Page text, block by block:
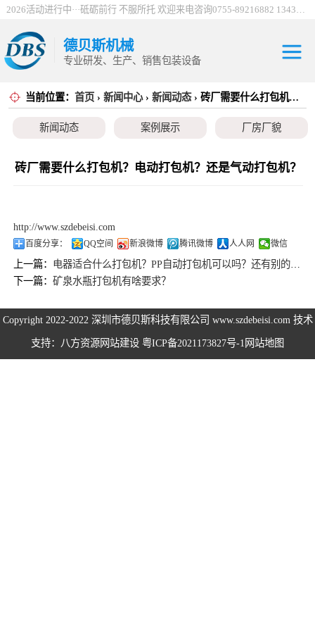
2026活动进行中···砥砺前行 不服所托 欢迎来电咨询0755-89216882 13430912198
德贝斯机械
专业研发、生产、销售包装设备
当前位置： 首页 › 新闻中心› 新闻动态› 砖厂需要什么打包机？电动打包机？还是气动打包机？
新闻动态 案例展示 厂房厂貌
砖厂需要什么打包机？电动打包机？还是气动打包机？
http://www.szdebeisi.com
百度分享： QQ空间 新浪微博 腾讯微博 人人网 微信
上一篇： 电器适合什么打包机？PP自动打包机可以吗？还有别的打包机吗？
下一篇：矿泉水瓶打包机有啥要求？
Copyright 2022-2022 深圳市德贝斯科技有限公司 www.szdebeisi.com 技术
支持：八方资源网站建设 粤ICP备2021173827号-1 网站地图
30吨电控打包机
100吨电控打包机
系列
巴西服装打包机
编织袋打包机系
列
立式金属打包机
系列
废纸打包机系列
海绵打包机系列